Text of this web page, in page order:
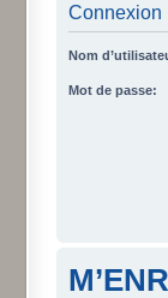
Connexion
Nom
Mot de passe: